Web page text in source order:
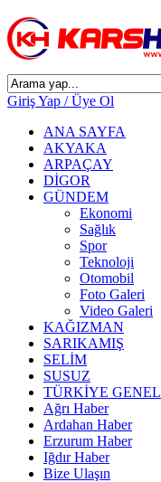
Giriş Yap / Üye Ol
ANA SAYFA
AKYAKA
ARPAÇAY
DİGOR
GÜNDEM
Ekonomi
Sağlık
Spor
Teknoloji
Otomobil
Foto Galeri
Video Galeri
KAĞIZMAN
SARIKAMIŞ
SELİM
SUSUZ
TÜRKİYE GENEL
Ağrı Haber
Ardahan Haber
Erzurum Haber
Iğdır Haber
Bize Ulaşın